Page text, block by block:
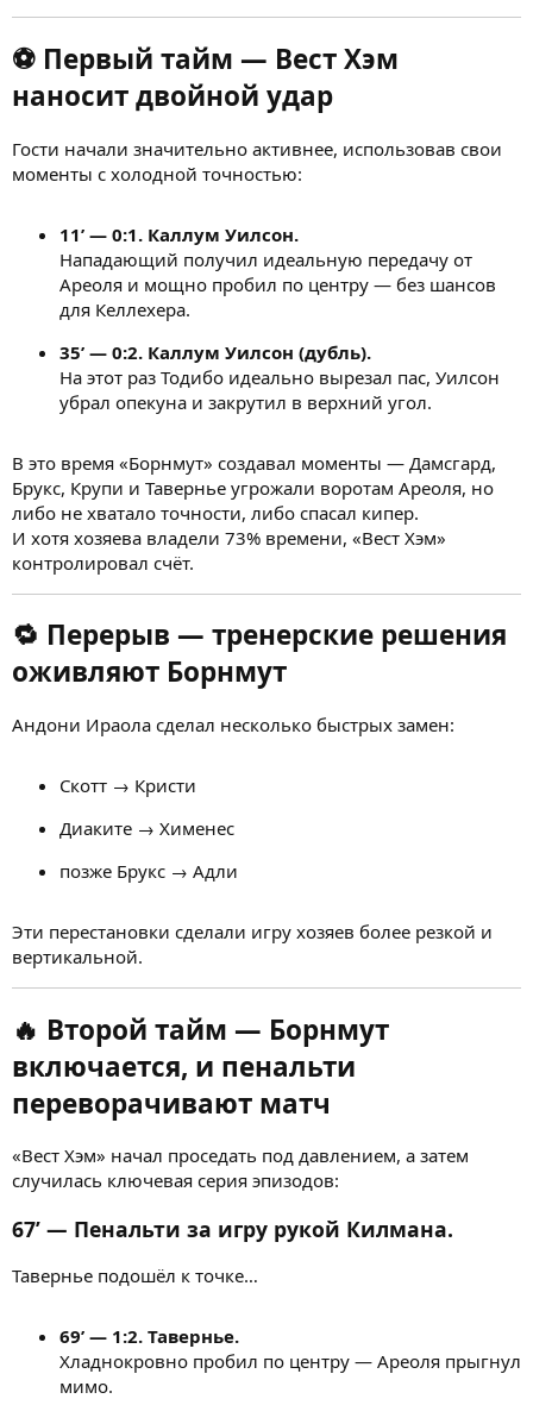
⚽ Первый тайм — Вест Хэм
наносит двойной удар
Гости начали значительно активнее, использовав свои
моменты с холодной точностью:
11’ — 0:1. Каллум Уилсон.
Нападающий получил идеальную передачу от
Ареоля и мощно пробил по центру — без шансов
для Келлехера.
35’ — 0:2. Каллум Уилсон (дубль).
На этот раз Тодибо идеально вырезал пас, Уилсон
убрал опекуна и закрутил в верхний угол.
В это время «Борнмут» создавал моменты — Дамсгард,
Брукс, Крупи и Тавернье угрожали воротам Ареоля, но
либо не хватало точности, либо спасал кипер.
И хотя хозяева владели 73% времени, «Вест Хэм»
контролировал счёт.
🔁 Перерыв — тренерские решения
оживляют Борнмут
Андони Ираола сделал несколько быстрых замен:
Скотт → Кристи
Диаките → Хименес
позже Брукс → Адли
Эти перестановки сделали игру хозяев более резкой и
вертикальной.
🔥 Второй тайм — Борнмут
включается, и пенальти
переворачивают матч
«Вест Хэм» начал проседать под давлением, а затем
случилась ключевая серия эпизодов:
67’ — Пенальти за игру рукой Килмана.
Тавернье подошёл к точке…
69’ — 1:2. Тавернье.
Хладнокровно пробил по центру — Ареоля прыгнул
мимо.